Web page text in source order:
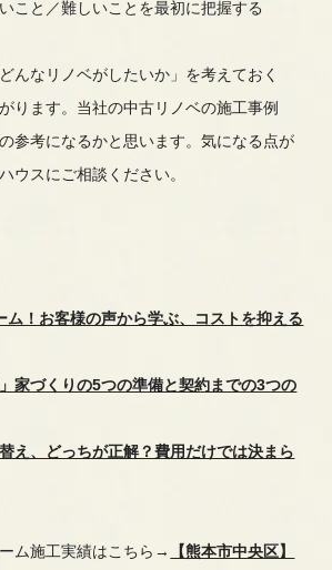
こと／難しいことを最初に把握する
んなリノベがしたいか」を考えておく
ります。当社の中古リノベの施工事例
参考になるかと思います。気になる点が
ウスにご相談ください。
ム！お客様の声から学ぶ、コストを抑える
家づくりの5つの準備と契約までの3つの
え、どっちが正解？費用だけでは決まら
ム施工実績はこちら→
【熊本市中央区】